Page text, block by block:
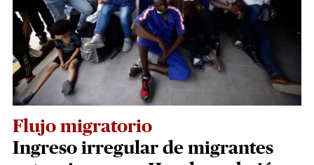
Flujo migratorio
Ingreso irregular de migrantes